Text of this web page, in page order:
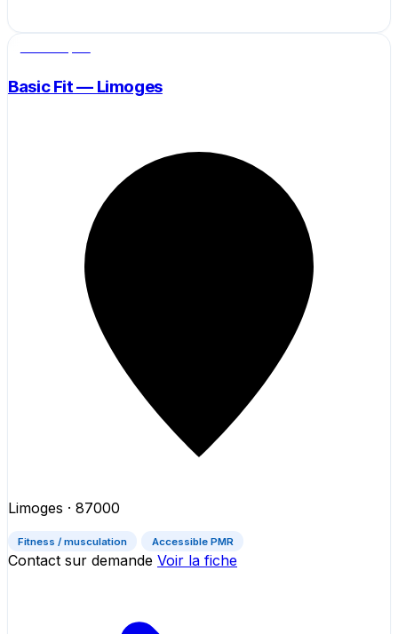
Basic Fit — Limoges
Limoges · 87000
Fitness / musculation Accessible PMR
Contact sur demande Voir la fiche